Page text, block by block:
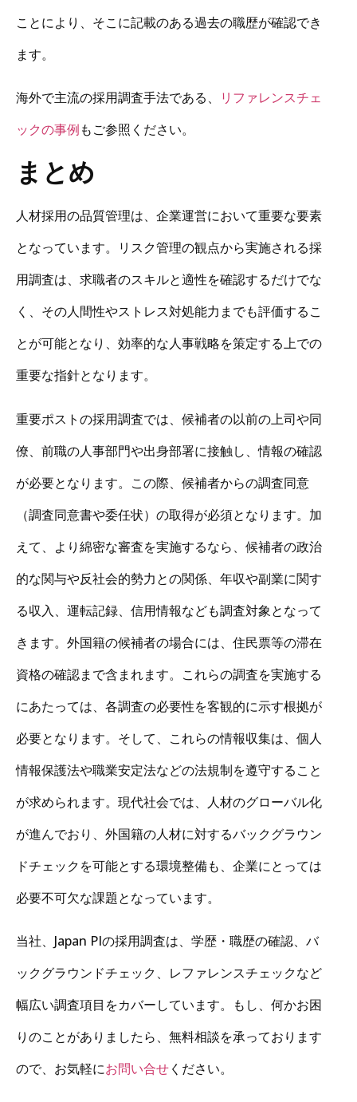
ことにより、そこに記載のある過去の職歴が確認でき
ます。
海外で主流の採用調査手法である、
リファレンスチェ
ックの事例もご参照ください。
まとめ
人材採用の品質管理は、企業運営において重要な要素
となっています。リスク管理の観点から実施される採
用調査は、求職者のスキルと適性を確認するだけでな
く、その人間性やストレス対処能力までも評価するこ
とが可能となり、効率的な人事戦略を策定する上での
重要な指針となります。
重要ポストの採用調査では、候補者の以前の上司や同
僚、前職の人事部門や出身部署に接触し、情報の確認
が必要となります。この際、候補者からの調査同意
（調査同意書や委任状）の取得が必須となります。加
えて、より綿密な審査を実施するなら、候補者の政治
的な関与や反社会的勢力との関係、年収や副業に関す
る収入、運転記録、信用情報なども調査対象となって
きます。外国籍の候補者の場合には、住民票等の滞在
資格の確認まで含まれます。これらの調査を実施する
にあたっては、各調査の必要性を客観的に示す根拠が
必要となります。そして、これらの情報収集は、個人
情報保護法や職業安定法などの法規制を遵守すること
が求められます。現代社会では、人材のグローバル化
が進んでおり、外国籍の人材に対するバックグラウン
ドチェックを可能とする環境整備も、企業にとっては
必要不可欠な課題となっています。
当社、Japan PIの採用調査は、学歴・職歴の確認、バ
ックグラウンドチェック、レファレンスチェックなど
幅広い調査項目をカバーしています。もし、何かお困
りのことがありましたら、無料相談を承っております
ので、お気軽にお問い合せください。